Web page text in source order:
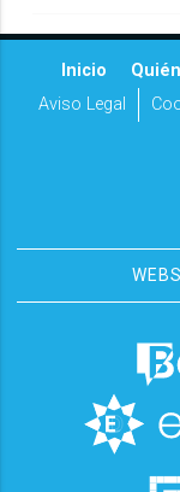
Inicio
Aviso Legal